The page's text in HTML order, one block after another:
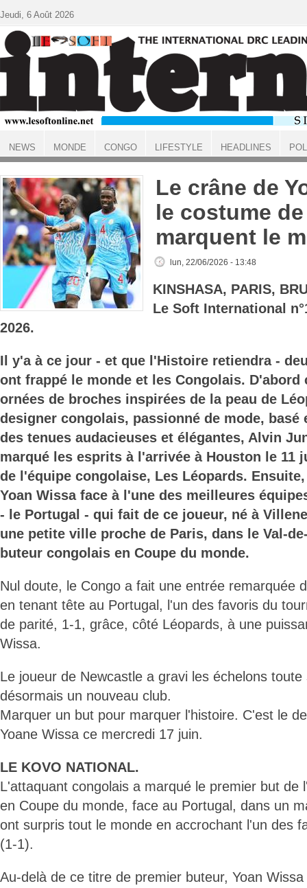
ACCUEIL
Le crâne de
le costume
marquent le
lun, 22/06/2026 - 13:48
KINSHASA, PARIS,
Le Soft International
2026.
Il y'a à ce jour - et que l'Histoire retiendra -
ont frappé le monde et les Congolais. D'abord
ornées de broches inspirées de la peau de
designer congolais, passionné de mode, basé
des tenues audacieuses et élégantes, Alvin
marqué les esprits à l'arrivée à Houston le 11
de l'équipe congolaise, Les Léopards.
Yoan Wissa face à l'une des meilleures
- le Portugal - qui fait de ce joueur, né à
une petite ville proche de Paris, dans le Val-
buteur congolais en Coupe du monde.
Nul doute, le Congo a fait une entrée remarquée
en tenant tête au Portugal, l'un des favoris du
de parité, 1-1, grâce, côté Léopards, à une
Wissa.
Le joueur de Newcastle a gravi les échelons
désormais un nouveau club.
Marquer un but pour marquer l'histoire. C'est le
Yoane Wissa ce mercredi 17 juin.
LE KOVO NATIONAL.
L'attaquant congolais a marqué le premier but de
en Coupe du monde, face au Portugal, dans un
ont surpris tout le monde en accrochant l'un des
(1-1).
Au-delà de ce titre de premier buteur, Yoan
Jeudi, 6 Août 2026
NEWS MONDE CONGO LIFESTYLE HEADLINES